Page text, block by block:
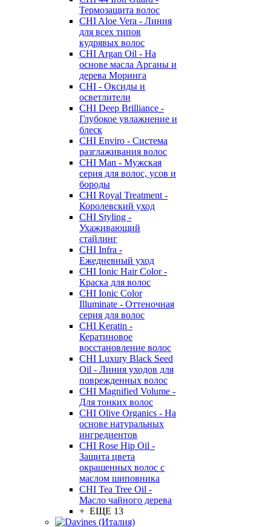
Термозащита волос
CHI Aloe Vera - Линия
для всех типов
кудрявых волос
CHI Argan Oil - На
основе масла Арганы и
дерева Моринга
CHI - Оксиды и
осветлители
CHI Deep Brilliance -
Глубокое увлажнение и
блеск
CHI Enviro - Система
разглаживания волос
CHI Man - Мужская
серия для волос, усов и
бороды
CHI Royal Treatment -
Королевский уход
CHI Styling -
Ухаживающий
стайлинг
CHI Infra -
Ежедневный уход
CHI Ionic Hair Color -
Краска для волос
CHI Ionic Color
Illuminate - Оттеночная
серия для волос
CHI Keratin -
Кератиновое
восстановление волос
CHI Luxury Black Seed
Oil - Линия уходов для
поврежденных волос
CHI Magnified Volume -
Для тонких волос
CHI Olive Organics - На
основе натуральных
ингредиентов
CHI Rose Hip Oil -
Защита цвета
окрашенных волос с
маслом шиповника
CHI Tea Tree Oil -
Масло чайного дерева
+ ЕЩЕ 13